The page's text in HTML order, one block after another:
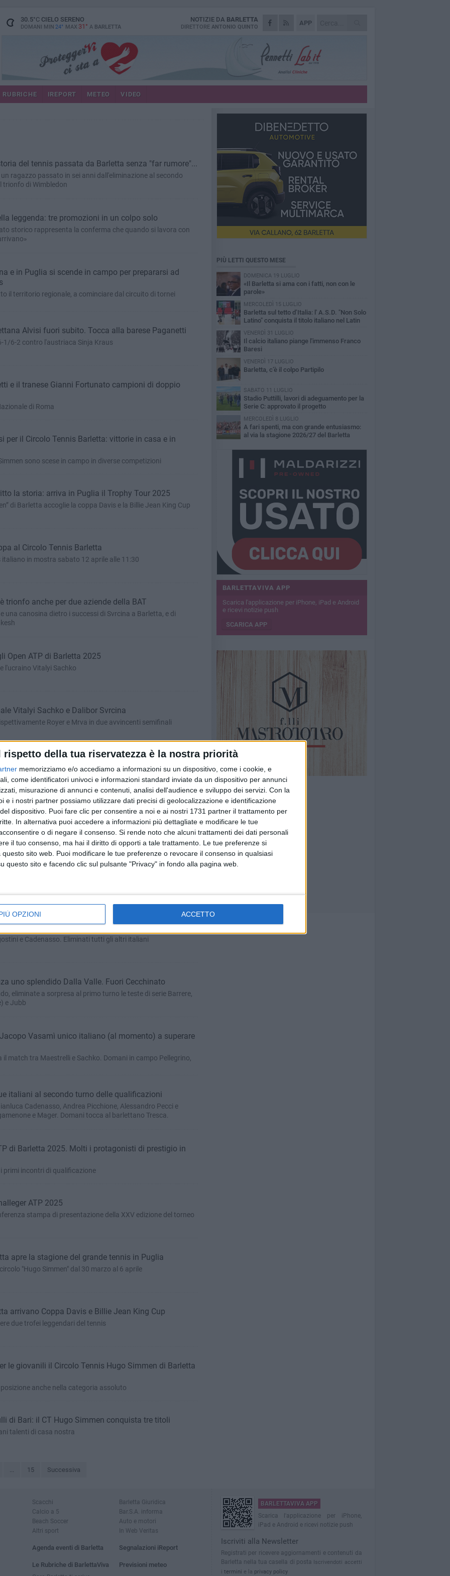
rispetto della tua riservatezza è la nostra priorità
memorizziamo e/o accediamo a informazioni su un dispositivo, come i cookie, e
come identificatori univoci e informazioni standard inviate da un dispositivo per annunci
misurazione di annunci e contenuti, analisi dell'audience e sviluppo dei servizi. Con la
e i nostri partner possiamo utilizzare dati precisi di geolocalizzazione e identificazione
dispositivo. Puoi fare clic per consentire a noi e ai nostri 1731 partner il trattamento per
In alternativa puoi accedere a informazioni più dettagliate e modificare le tue
o di negare il consenso. Si rende noto che alcuni trattamenti dei dati personali
il tuo consenso, ma hai il diritto di opporti a tale trattamento. Le tue preferenze si
sito web. Puoi modificare le tue preferenze o revocare il consenso in qualsiasi
questo sito e facendo clic sul pulsante "Privacy" in fondo alla pagina web.
OPZIONI ACCETTO
30.5°CCIELO SERENO
DOMANI MIN 24° MAX 31° A BARLETTA
APP
NOTIZIE DA BARLETTA
DIRETTORE ANTONIO QUINTO
RUBRICHE IREPORT METEO VIDEO
del tennis passata da Barletta senza "far rumore"...
in sei anni dall'eliminazione al secondo
turno al "Città della Disfida" al trionfo di Wimbledon
leggenda: tre promozioni in un colpo solo
storico rappresenta la conferma che quando si lavora con
e in Puglia si scende in campo per prepararsi ad
il territorio regionale, a cominciare dal circuito di tornei
Alvisi fuori subito. Tocca alla barese Paganetti
1/6-2 contro l'austriaca Sinja Kraus
e il tranese Gianni Fortunato campioni di doppio
di Roma
per il Circolo Tennis Barletta: vittorie in casa e in
sono scese in campo in diverse competizioni
la storia: arriva in Puglia il Trophy Tour 2025
di Barletta accoglie la coppa Davis e la Billie Jean King Cup
al Circolo Tennis Barletta
in mostra sabato 12 aprile alle 11:30
trionfo anche per due aziende della BAT
una canosina dietro i successi di Svrcina a Barletta, e di
Dalibor Svrcina trionfa agli Open ATP di Barletta 2025
l'ucraino Vitalyi Sachko
Vitalyi Sachko e Dalibor Svrcina
Royer e Mrva in due avvincenti semifinali
e Alex Merino trionfano nel torneo di doppio
in finale Tiago Pereira e Mats Hermans col punteggio di
Daniel Evans e tutti gli italiani
Royer, mentre un infortunio causa il ritiro nel doppio di
alla semifinale tra Sachko e Mrva
ai quarti. Cadenasso e Agostini in semifinale di
Evans. Out per infortunio Andrea Pellegrino
Dalla Valle, qualificati Pellegrino e Jacopo Berrettini
e Cadenasso. Eliminati tutti gli altri italiani
uno splendido Dalla Valle. Fuori Cecchinato
eliminate a sorpresa al primo turno le teste di serie Barrere,
e Jubb
Vasamì unico italiano (al momento) a superare
match tra Maestrelli e Sachko. Domani in campo Pellegrino,
italiani al secondo turno delle qualificazioni
Cadenasso, Andrea Picchione, Alessandro Pecci e
e Mager. Domani tocca al barlettano Tresca.
di Barletta 2025. Molti i protagonisti di prestigio in
primi incontri di qualificazione
ATP 2025
stampa di presentazione della XXV edizione del torneo
apre la stagione del grande tennis in Puglia
"Hugo Simmen" dal 30 marzo al 6 aprile
arrivano Coppa Davis e Billie Jean King Cup
due trofei leggendari del tennis
le giovanili il Circolo Tennis Hugo Simmen di Barletta
anche nella categoria assoluto
di Bari: il CT Hugo Simmen conquista tre titoli
talenti di casa nostra
... 15 Successiva
PIÙ LETTI QUESTO MESE
DOMENICA 19 LUGLIO
«Il Barletta si ama con i fatti, non con le
parole»
MERCOLEDÌ 15 LUGLIO
Barletta sul tetto d’Italia: l' A.S.D. "Non Solo
Latino" conquista il titolo italiano nel Latin
Coreografico
VENERDÌ 31 LUGLIO
Il calcio italiano piange l'immenso Franco
Baresi
VENERDÌ 17 LUGLIO
Barletta, c’è il colpo Partipilo
SABATO 11 LUGLIO
Stadio Puttilli, lavori di adeguamento per la
Serie C: approvato il progetto
MERCOLEDÌ 8 LUGLIO
A fari spenti, ma con grande entusiasmo:
al via la stagione 2026/27 del Barletta
BARLETTAVIVA APP
Scarica l'applicazione per iPhone, iPad e Android
e ricevi notizie push
SCARICA APP
Scacchi
Calcio a 5
Beach Soccer
Altri sport
Agenda eventi di Barletta
Le Rubriche di BarlettaViva
Barletta Giuridica
Bar.S.A. informa
Auto e motori
In Web Veritas
Segnalazioni iReport
Previsioni meteo
BARLETTAVIVA APP
Scarica l'applicazione per iPhone,
iPad e Android e ricevi notizie push
Iscriviti alla Newsletter
Registrati per ricevere aggiornamenti e contenuti da
Barletta nella tua casella di posta Iscrivendoti accetti
i termini e la privacy policy